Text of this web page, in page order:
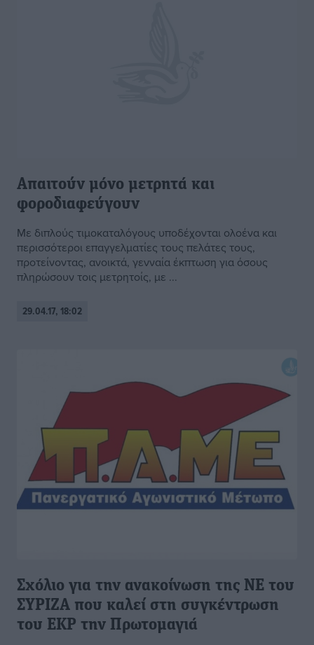
Απαιτούν μόνο μετρητά και
φοροδιαφεύγουν
Με διπλούς τιμοκαταλόγους υποδέχονται ολοένα και
περισσότεροι επαγγελματίες τους πελάτες τους,
προτείνοντας, ανοικτά, γενναία έκπτωση για όσους
πληρώσουν τοις μετρητοίς, με ...
29.04.17, 18:02
Σχόλιο για την ανακοίνωση της ΝΕ του
ΣΥΡΙΖΑ που καλεί στη συγκέντρωση
του ΕΚΡ την Πρωτομαγιά